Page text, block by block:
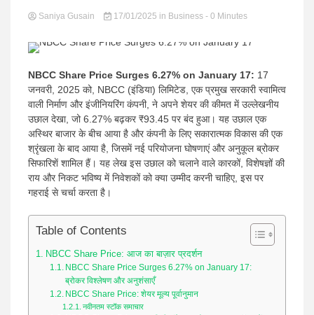
Saniya Gusain 17/01/2025 in Business - 0 Minutes
NBCC Share Price Surges 6.27% on January 17: 17
जनवरी, 2025 को, NBCC (इंडिया) लिमिटेड, एक प्रमुख सरकारी स्वामित्व
वाली निर्माण और इंजीनियरिंग कंपनी, ने अपने शेयर की कीमत में उल्लेखनीय
उछाल देखा, जो 6.27% बढ़कर ₹93.45 पर बंद हुआ। यह उछाल एक
अस्थिर बाजार के बीच आया है और कंपनी के लिए सकारात्मक विकास की एक
श्रृंखला के बाद आया है, जिसमें नई परियोजना घोषणाएं और अनुकूल ब्रोकर
सिफारिशें शामिल हैं। यह लेख इस उछाल को चलाने वाले कारकों, विशेषज्ञों की
राय और निकट भविष्य में निवेशकों को क्या उम्मीद करनी चाहिए, इस पर
गहराई से चर्चा करता है।
Table of Contents
NBCC Share Price: आज का बाज़ार प्रदर्शन
NBCC Share Price Surges 6.27% on January 17:
ब्रोकर विश्लेषण और अनुशंसाएँ
NBCC Share Price: शेयर मूल्य पूर्वानुमान
नवीनतम स्टॉक समाचार